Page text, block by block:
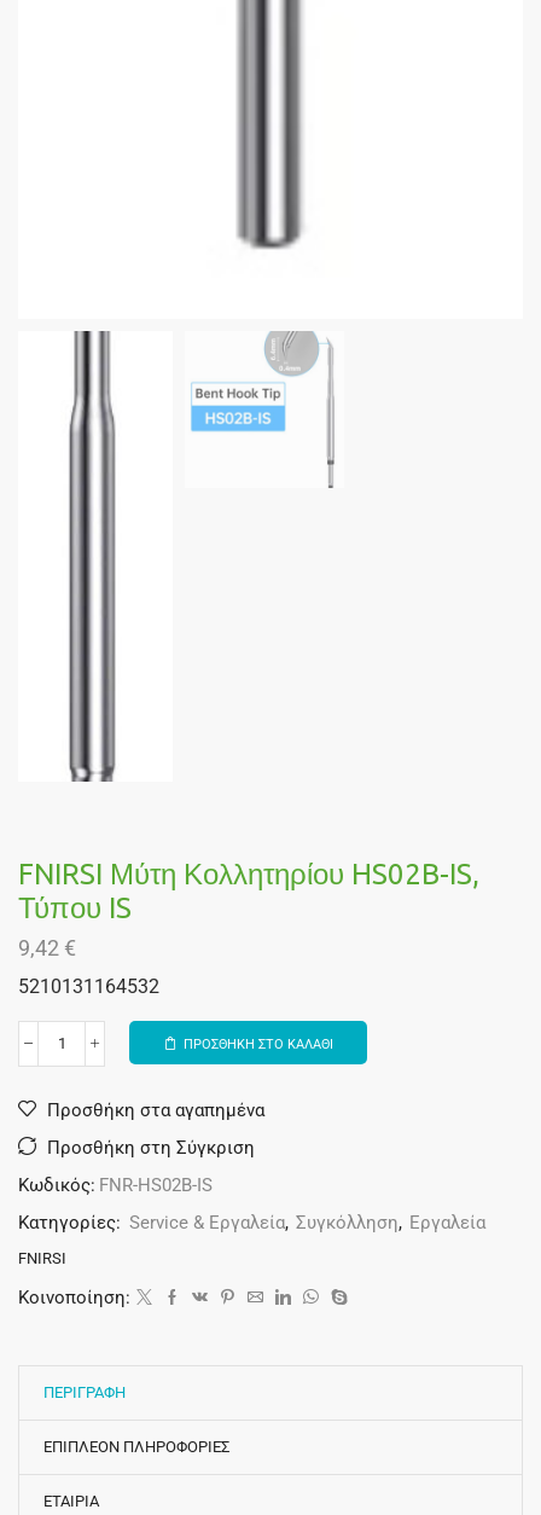
FNIRSI Μύτη Κολλητηρίου HS02B-IS,
Τύπου IS
9,42 €
5210131164532
ΠΡΟΣΘΗΚΗ ΣΤΟ ΚΑΛΑΘΙ
Προσθήκη στα αγαπημένα
Προσθήκη στη Σύγκριση
Κωδικός: FNR-HS02B-IS
Κατηγορίες: Service & Εργαλεία, Συγκόλληση, Εργαλεία
FNIRSI
Κοινοποίηση:
ΠΕΡΙΓΡΑΦΗ
ΕΠΙΠΛΕΟΝ ΠΛΗΡΟΦΟΡΙΕΣ
ΕΤΑΙΡΙΑ